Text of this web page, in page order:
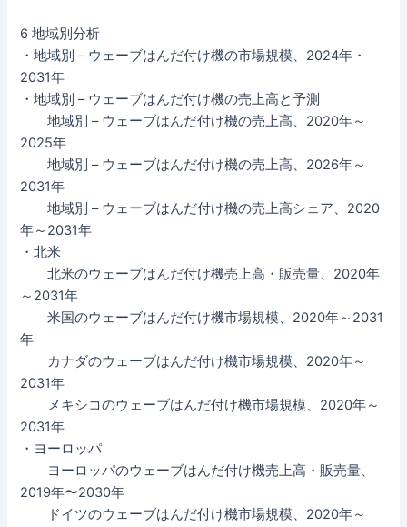
6 地域別分析
・地域別 – ウェーブはんだ付け機の市場規模、2024年・
2031年
・地域別 – ウェーブはんだ付け機の売上高と予測
地域別 – ウェーブはんだ付け機の売上高、2020年～
2025年
地域別 – ウェーブはんだ付け機の売上高、2026年～
2031年
地域別 – ウェーブはんだ付け機の売上高シェア、2020
年～2031年
・北米
北米のウェーブはんだ付け機売上高・販売量、2020年
～2031年
米国のウェーブはんだ付け機市場規模、2020年～2031
年
カナダのウェーブはんだ付け機市場規模、2020年～
2031年
メキシコのウェーブはんだ付け機市場規模、2020年～
2031年
・ヨーロッパ
ヨーロッパのウェーブはんだ付け機売上高・販売量、
2019年〜2030年
ドイツのウェーブはんだ付け機市場規模、2020年～